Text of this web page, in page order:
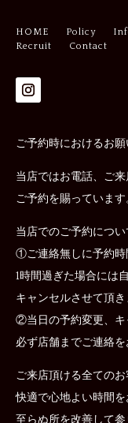
HOME Policy
Recruit
Contact
ご予約時におけるお願
当店ではお電話、ご
ご予約を賜っています
当店でのご予約につい
①ご連絡無しに予約時
1時間過ぎた場合には
キャンセルさせて頂き
②当日の予約変更、キ
必ず店舗までご連絡を
ご来店頂ける全ての
快適で心地よい時間を
至らぬ所を改善して